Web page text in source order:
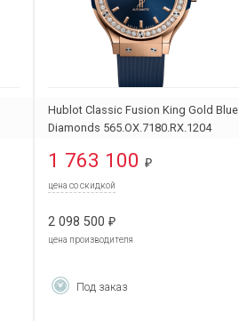
Hublot Classic Fusion King Gold Blue
Diamonds 565.OX.7180.RX.1204
1 763 100 ₽
цена со скидкой
2 098 500 ₽
цена производителя
Под заказ